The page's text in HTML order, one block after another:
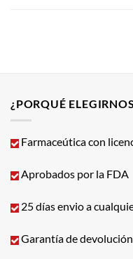
¿PORQUÉ
Farmaceútica con
Aprobados por la FDA
25 días envio a
Garantía de devolución